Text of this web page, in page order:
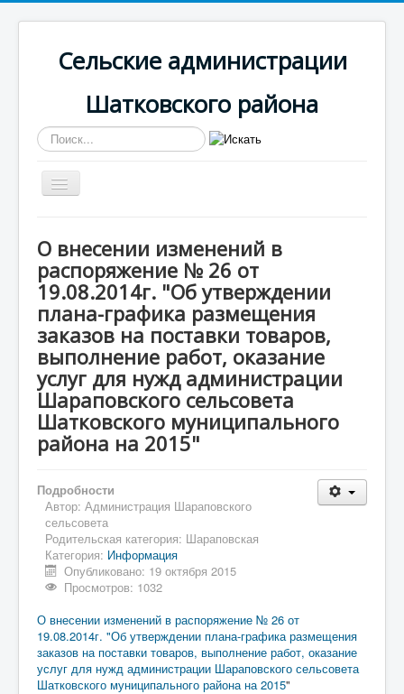
Сельские администрации
Шатковского района
Искать...
Включить/
выключить
Шараповская
Информация
О внесении изменений в распоряжение № 26 от
19.08.2014г. "Об утверждении плана-графика
размещения заказов на поставки товаров, выполнение
работ, оказание услуг для нужд администрации
Шараповского сельсовета Шатковского
муниципального района на 2015"
О внесении изменений в
распоряжение № 26 от
19.08.2014г. "Об утверждении
плана-графика размещения
заказов на поставки товаров,
выполнение работ, оказание
услуг для нужд администрации
Шараповского сельсовета
Шатковского муниципального
района на 2015"
Подробности
Автор: Администрация Шараповского
сельсовета
Родительская категория: Шараповская
Категория: Информация
Опубликовано: 19 октября 2015
Просмотров: 1032
О внесении изменений в распоряжение № 26 от
19.08.2014г. "Об утверждении плана-графика размещения
заказов на поставки товаров, выполнение работ, оказание
услуг для нужд администрации Шараповского сельсовета
Шатковского муниципального района на 2015"